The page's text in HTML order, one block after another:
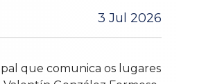
3 Jul 2026
que comunica os lugares